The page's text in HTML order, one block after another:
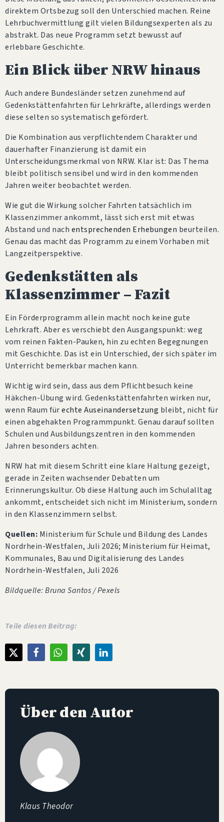
direktem Ortsbezug soll den Unterschied machen. Reine
Lehrbuchvermittlung gilt vielen Bildungsexperten als zu
abstrakt. Das neue Programm setzt bewusst auf
erlebbare Geschichte.
Ein Blick über NRW hinaus
Auch andere Bundesländer setzen zunehmend auf
Gedenkstättenfahrten für Lehrkräfte, allerdings werden
diese selten so systematisch gefördert.
Die Kombination aus verpflichtendem Charakter und
dauerhafter Finanzierung ist damit ein
Unterscheidungsmerkmal von NRW. Klar ist: Das Thema
bleibt politisch sensibel und wird in den kommenden
Jahren weiter beobachtet werden.
Wie gut die Wirkung solcher Fahrten tatsächlich im
Klassenzimmer ankommt, lässt sich erst mit etwas
Abstand und nach entsprechenden Erhebungen beurteilen.
Genau das macht das Programm zu einem Vorhaben mit
Langzeitperspektive.
Gedenkstätten als
Klassenzimmer – Fazit
Ein Förderprogramm allein macht noch keine gute
Lehrkraft. Aber es verschiebt den Ausgangspunkt: weg
vom reinen Fakten-Pauken, hin zu echten Begegnungen
mit Geschichte. Das ist ein Unterschied, der sich später im
Unterricht bemerkbar machen kann.
Wichtig wird sein, dass aus dem Pflichtbesuch keine
Häkchen-Übung wird. Gedenkstättenfahrten wirken nur,
wenn Raum fürechte Auseinandersetzung bleibt, nicht für
einen abgehakten Programmpunkt. Genau darauf sollten
Schulen und Ausbildungszentren in den kommenden
Jahren besonders achten.
NRW hat mit diesem Schritt eine klare Haltung gezeigt,
gerade in Zeiten wachsender Debatten um
Erinnerungskultur. Ob diese Haltung auch im Schulalltag
ankommt, entscheidet sich nicht im Ministerium, sondern
in den Klassenzimmern selbst.
Quellen: Ministerium für Schule und Bildung des Landes
Nordrhein-Westfalen, Juli 2026; Ministerium für Heimat,
Kommunales, Bau und Digitalisierung des Landes
Nordrhein-Westfalen, Juli 2026
Bildquelle: Bruna Santos / Pexels
Teile diesen Beitrag:
Über den Autor
Klaus Theodor